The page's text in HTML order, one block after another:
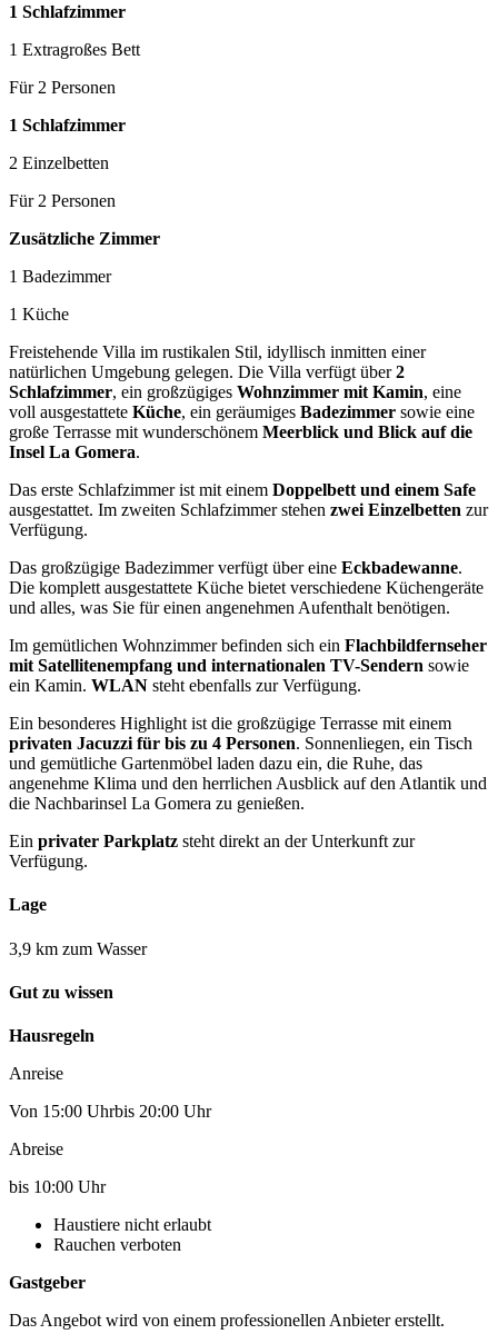
1 Schlafzimmer
1 Extragroßes Bett
Für 2 Personen
1 Schlafzimmer
2 Einzelbetten
Für 2 Personen
Zusätzliche Zimmer
1 Badezimmer
1 Küche
Freistehende Villa im rustikalen Stil, idyllisch inmitten einer
natürlichen Umgebung gelegen. Die Villa verfügt über2
Schlafzimmer, ein großzügiges Wohnzimmer mit Kamin, eine
voll ausgestattete Küche, ein geräumiges Badezimmer sowie eine
große Terrasse mit wunderschönem Meerblick und Blick auf die
Insel La Gomera.
Das erste Schlafzimmer ist mit einem Doppelbett und einem Safe
ausgestattet. Im zweiten Schlafzimmer stehen zwei Einzelbetten zur
Verfügung.
Das großzügige Badezimmer verfügt über eine Eckbadewanne.
Die komplett ausgestattete Küche bietet verschiedene Küchengeräte
und alles, was Sie für einen angenehmen Aufenthalt benötigen.
Im gemütlichen Wohnzimmer befinden sich ein Flachbildfernseher
mit Satellitenempfang und internationalen TV-Sendern sowie
ein Kamin. WLAN steht ebenfalls zur Verfügung.
Ein besonderes Highlight ist die großzügige Terrasse mit einem
privaten Jacuzzi für bis zu 4 Personen. Sonnenliegen, ein Tisch
und gemütliche Gartenmöbel laden dazu ein, die Ruhe, das
angenehme Klima und den herrlichen Ausblick auf den Atlantik und
die Nachbarinsel La Gomera zu genießen.
Ein privater Parkplatz steht direkt an der Unterkunft zur
Verfügung.
Lage
3,9 km zum Wasser
Gut zu wissen
Hausregeln
Anreise
Von 15:00 Uhrbis 20:00 Uhr
Abreise
bis 10:00 Uhr
Haustiere nicht erlaubt
Rauchen verboten
Gastgeber
Das Angebot wird von einem professionellen Anbieter erstellt.